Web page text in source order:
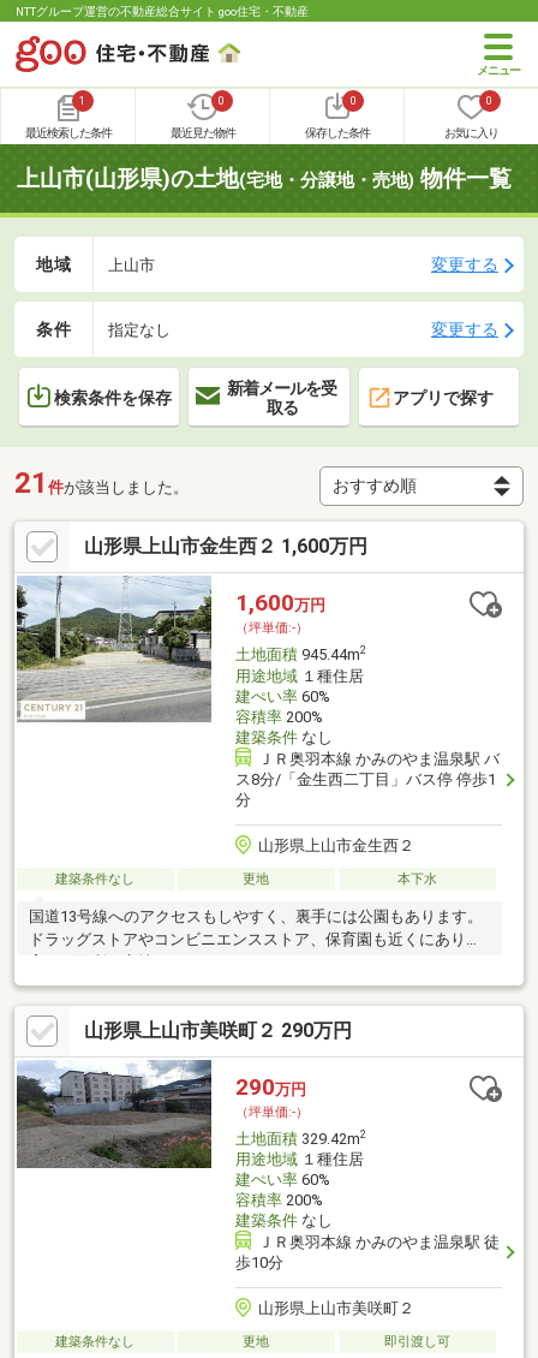
NTTグループ運営の不動産総合サイト goo住宅・不動産
1
最近検索した条件
0
最近見た物件
0
保存した条件
0
お気に入り
上山市(山形県)の土地(宅地・分譲地・売地) 物件一覧
地域 上山市 変更する
条件 指定なし 変更する
検索条件を保存
新着メールを受
取る
アプリで探す
21 件が該当しました。
山形県上山市金生西２ 1,600万円
1,600万円
（坪単価:-）
土地面積945.44m2
用途地域１種住居
建ぺい率60%
容積率200%
建築条件なし
ＪＲ奥羽本線 かみのやま温泉駅 バ
ス8分/「金生西二丁目」バス停 停歩1
分
山形県上山市金生西２
建築条件なし 更地 本下水
国道13号線へのアクセスもしやすく、裏手には公園もあります。
ドラッグストアやコンビニエンスストア、保育園も近くにあり子
育てに便利な立地となります。
山形県上山市美咲町２ 290万円
290万円
（坪単価:-）
土地面積329.42m2
用途地域１種住居
建ぺい率60%
容積率200%
建築条件なし
ＪＲ奥羽本線 かみのやま温泉駅 徒
歩10分
山形県上山市美咲町２
建築条件なし 更地 即引渡し可